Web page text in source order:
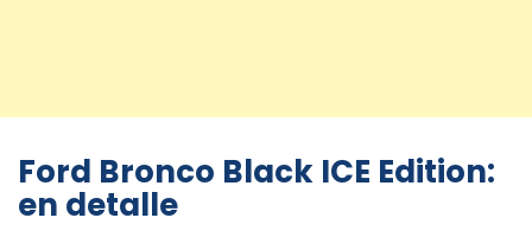
Ford Bronco Black ICE Edition:
en detalle